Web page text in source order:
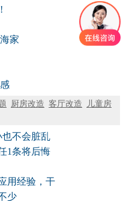
家
厨房改造 客厅改造
儿童房
也不会脏乱
1条将后悔
用经验，干
少